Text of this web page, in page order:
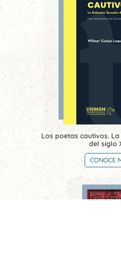
Los poetas cautivos.
del siglo
CONOCE